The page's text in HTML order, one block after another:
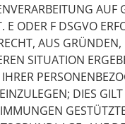
AUF
E ODER F DSGVO
AUS
SITUATION
DIES